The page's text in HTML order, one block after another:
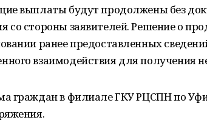
выплаты будут продолжены без
со стороны заявителей. Решение о
ранее предоставленных
взаимодействия для получения
граждан в филиале ГКУ РЦСПН по